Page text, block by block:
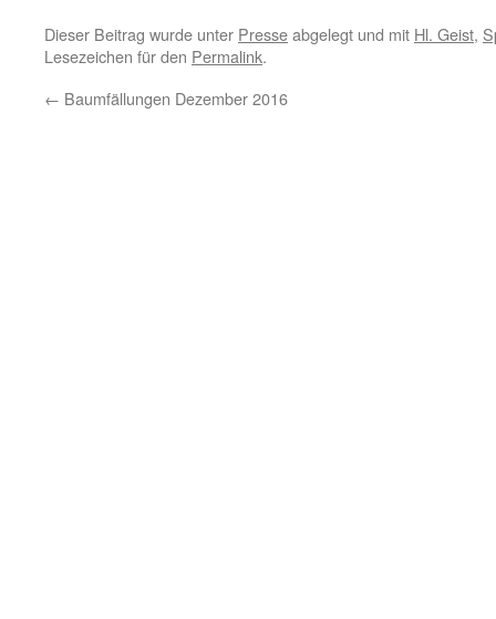
Dieser Beitrag wurde unter Presseabgelegt und mit Hl. Geist,
Lesezeichen für den Permalink.
← Baumfällungen Dezember 2016